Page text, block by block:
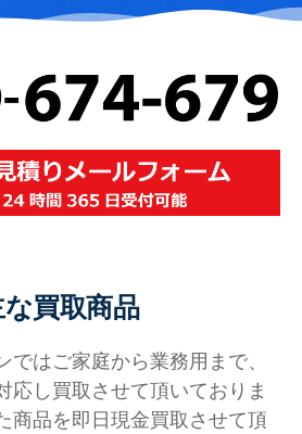
買取商品
ではご家庭から業務用まで、
応し買取させて頂いておりま
商品を即日現金買取させて頂